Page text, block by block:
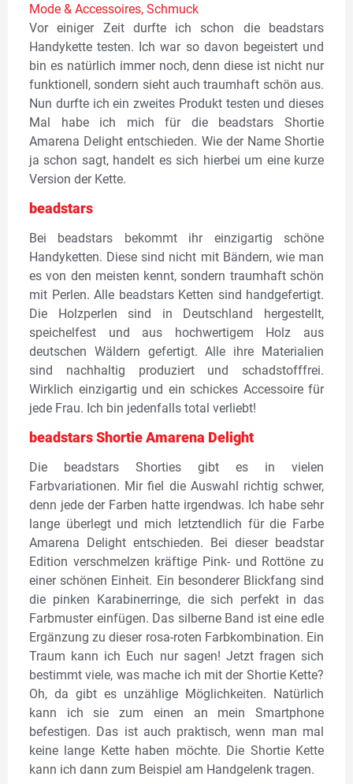
Mode & Accessoires, Schmuck
Vor einiger Zeit durfte ich schon die beadstars
Handykette testen. Ich war so davon begeistert und
bin es natürlich immer noch, denn diese ist nicht nur
funktionell, sondern sieht auch traumhaft schön aus.
Nun durfte ich ein zweites Produkt testen und dieses
Mal habe ich mich für die beadstars Shortie
Amarena Delight entschieden. Wie der Name Shortie
ja schon sagt, handelt es sich hierbei um eine kurze
Version der Kette.
beadstars
Bei beadstars bekommt ihr einzigartig schöne
Handyketten. Diese sind nicht mit Bändern, wie man
es von den meisten kennt, sondern traumhaft schön
mit Perlen. Alle beadstars Ketten sind handgefertigt.
Die Holzperlen sind in Deutschland hergestellt,
speichelfest und aus hochwertigem Holz aus
deutschen Wäldern gefertigt. Alle ihre Materialien
sind nachhaltig produziert und schadstofffrei.
Wirklich einzigartig und ein schickes Accessoire für
jede Frau. Ich bin jedenfalls total verliebt!
beadstars Shortie Amarena Delight
Die beadstars Shorties gibt es in vielen
Farbvariationen. Mir fiel die Auswahl richtig schwer,
denn jede der Farben hatte irgendwas. Ich habe sehr
lange überlegt und mich letztendlich für die Farbe
Amarena Delight entschieden. Bei dieser beadstar
Edition verschmelzen kräftige Pink- und Rottöne zu
einer schönen Einheit. Ein besonderer Blickfang sind
die pinken Karabinerringe, die sich perfekt in das
Farbmuster einfügen. Das silberne Band ist eine edle
Ergänzung zu dieser rosa-roten Farbkombination. Ein
Traum kann ich Euch nur sagen! Jetzt fragen sich
bestimmt viele, was mache ich mit der Shortie Kette?
Oh, da gibt es unzählige Möglichkeiten. Natürlich
kann ich sie zum einen an mein Smartphone
befestigen. Das ist auch praktisch, wenn man mal
keine lange Kette haben möchte. Die Shortie Kette
kann ich dann zum Beispiel am Handgelenk tragen.